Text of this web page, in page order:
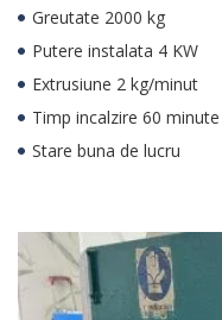
Greutate 2000 kg
Putere instalata 4 KW
Extrusiune 2 kg/minut
Timp incalzire 60 minute
Stare buna de lucru